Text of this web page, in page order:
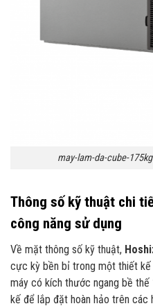
may-lam-da-cube-
Thông số kỹ thuật chi
công năng sử dụng
Về mặt thông số kỹ thuật,
cực kỳ bền bỉ trong một thiết kế
máy có kích thước ngang bề thế
kế để lắp đặt hoàn hảo trên các